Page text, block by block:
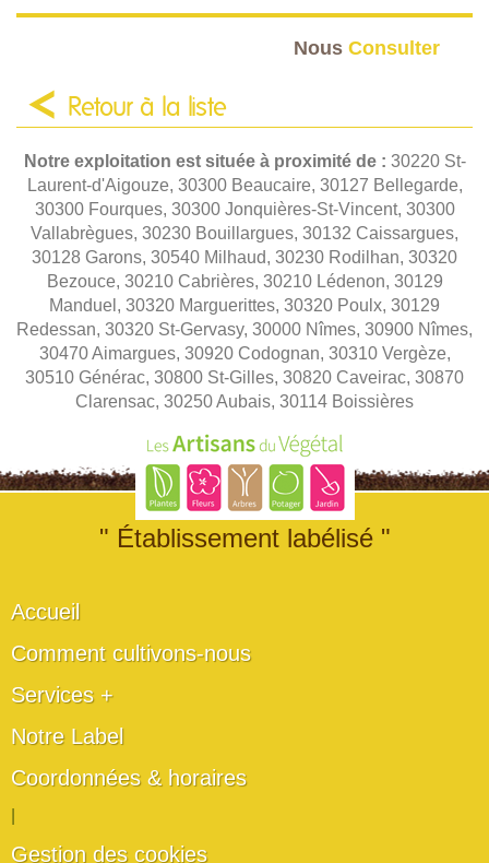
Nous Consulter
Retour à la liste
Notre exploitation est située à proximité de : 30220 St-
Laurent-d'Aigouze, 30300 Beaucaire, 30127 Bellegarde,
30300 Fourques, 30300 Jonquières-St-Vincent, 30300
Vallabrègues, 30230 Bouillargues, 30132 Caissargues,
30128 Garons, 30540 Milhaud, 30230 Rodilhan, 30320
Bezouce, 30210 Cabrières, 30210 Lédenon, 30129
Manduel, 30320 Marguerittes, 30320 Poulx, 30129
Redessan, 30320 St-Gervasy, 30000 Nîmes, 30900 Nîmes,
30470 Aimargues, 30920 Codognan, 30310 Vergèze,
30510 Générac, 30800 St-Gilles, 30820 Caveirac, 30870
Clarensac, 30250 Aubais, 30114 Boissières
" Établissement labélisé "
Accueil
Comment cultivons-nous
Services +
Notre Label
Coordonnées & horaires
Gestion des cookies